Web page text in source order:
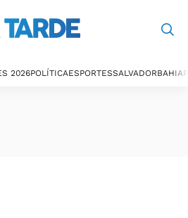
2026POLÍTICAESPORTESSALVADORBAHIA